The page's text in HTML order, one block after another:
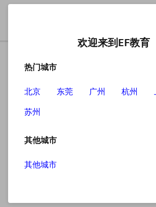
cellar
欢迎来到EF教育
热门城市
北京 东莞 广州 杭州
苏州
其他城市
其他城市